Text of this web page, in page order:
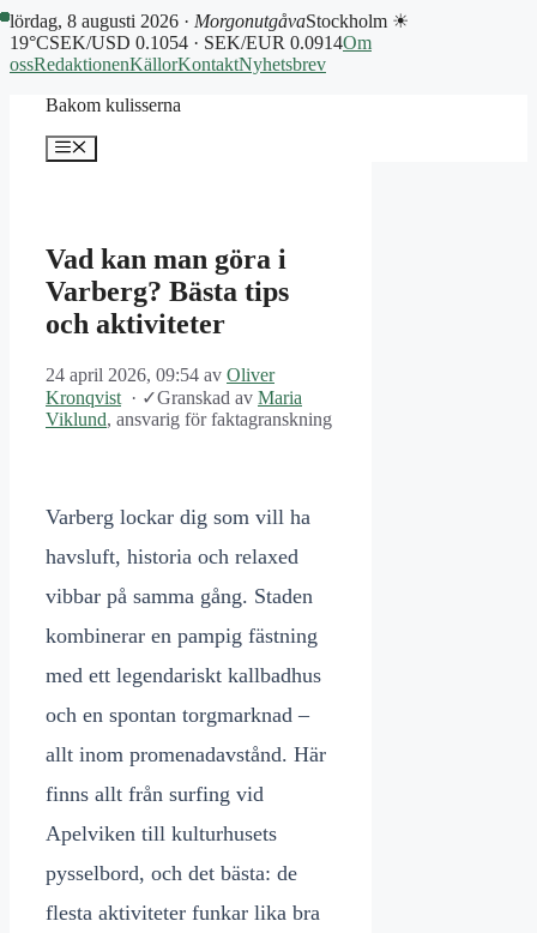
lördag, 8 augusti 2026 · MorgonutgåvaStockholm ☀
19°CSEK/USD 0.1054 · SEK/EUR 0.0914Om
ossRedaktionenKällorKontaktNyhetsbrev
Bakom kulisserna
Meny
Vad kan man göra i
Varberg? Bästa tips
och aktiviteter
24 april 2026, 09:54 av Oliver
Kronqvist · ✓Granskad av Maria
Viklund, ansvarig för faktagranskning
Varberg lockar dig som vill ha
havsluft, historia och relaxed
vibbar på samma gång. Staden
kombinerar en pampig fästning
med ett legendariskt kallbadhus
och en spontan torgmarknad –
allt inom promenadavstånd. Här
finns allt från surfing vid
Apelviken till kulturhusets
pysselbord, och det bästa: de
flesta aktiviteter funkar lika bra